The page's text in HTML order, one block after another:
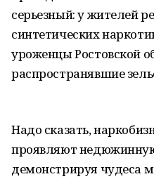
серьезный: у жителей
синтетических
уроженцы Ростовской
распространявшие
Надо сказать,
проявляют
демонстрируя чудеса